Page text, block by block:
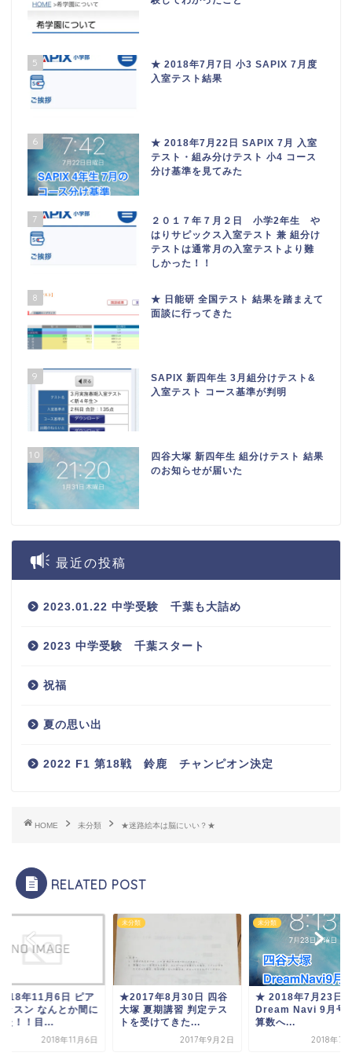
5
★ 2018年7月7日 小3 SAPIX 7月度
入室テスト結果
6
★ 2018年7月22日 SAPIX 7月 入室
テスト・組み分けテスト 小4 コース
分け基準を見てみた
7
２０１７年７月２日 小学2年生 や
はりサピックス入室テスト 兼 組分け
テストは通常月の入室テストより難
しかった！！
8
★ 日能研 全国テスト 結果を踏まえて
面談に行ってきた
9
SAPIX 新四年生 3月組分けテスト&
入室テスト コース基準が判明
10
四谷大塚 新四年生 組分けテスト 結果
のお知らせが届いた
最近の投稿
2023.01.22 中学受験 千葉も大詰め
2023 中学受験 千葉スタート
祝福
夏の思い出
2022 F1 第18戦 鈴鹿 チャンピオン決定
HOME 未分類 ★迷路絵本は脳にいい？★
RELATED POST
年8月30日 四谷
夏期講習 判定テス
受けてきた...
2017年9月2日
未分類
★ 2018年7月23日
Dream Navi 9月号 受験
算数へ...
2018年7月23日
未分類
★ 2018年11月6日
ノレッスン なんと
合った！！目...
2018年11